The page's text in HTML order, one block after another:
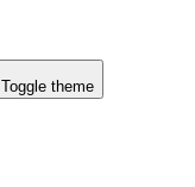
Toggle theme